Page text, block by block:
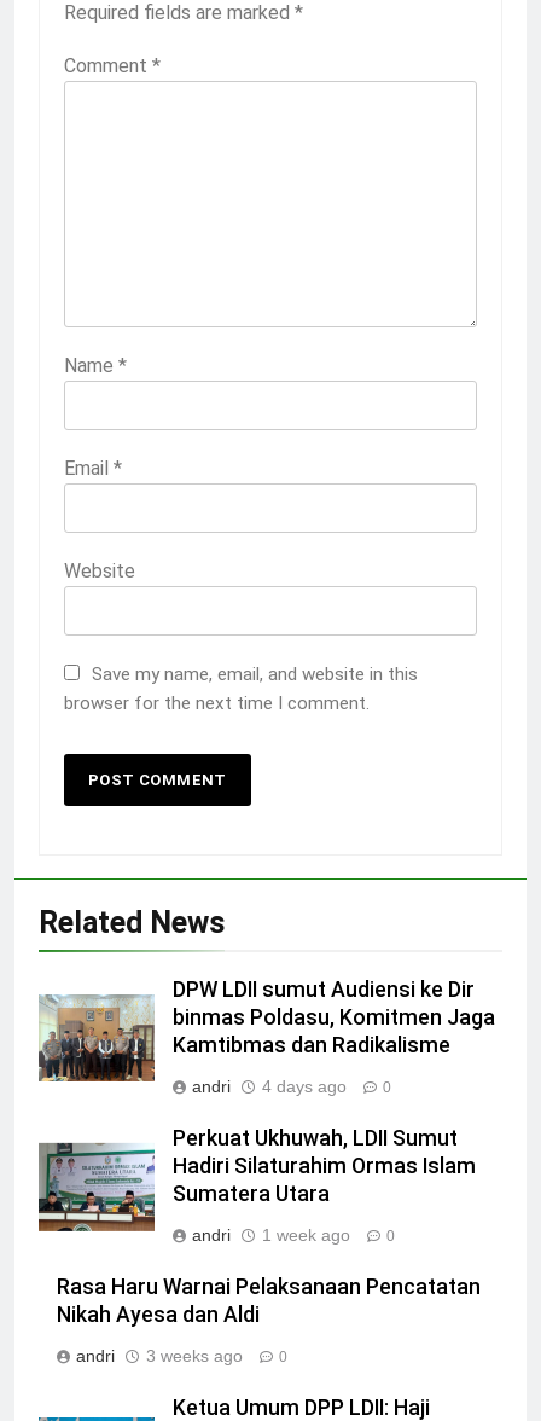
Required fields are marked *
Comment *
Name *
Email *
Website
Save my name, email, and website in this
browser for the next time I comment.
Related News
DPW LDII sumut Audiensi ke Dir
binmas Poldasu, Komitmen Jaga
Kamtibmas dan Radikalisme
andri 4 days ago 0
Perkuat Ukhuwah, LDII Sumut
Hadiri Silaturahim Ormas Islam
Sumatera Utara
andri 1 week ago 0
Rasa Haru Warnai Pelaksanaan Pencatatan
Nikah Ayesa dan Aldi
andri 3 weeks ago 0
Ketua Umum DPP LDII: Haji